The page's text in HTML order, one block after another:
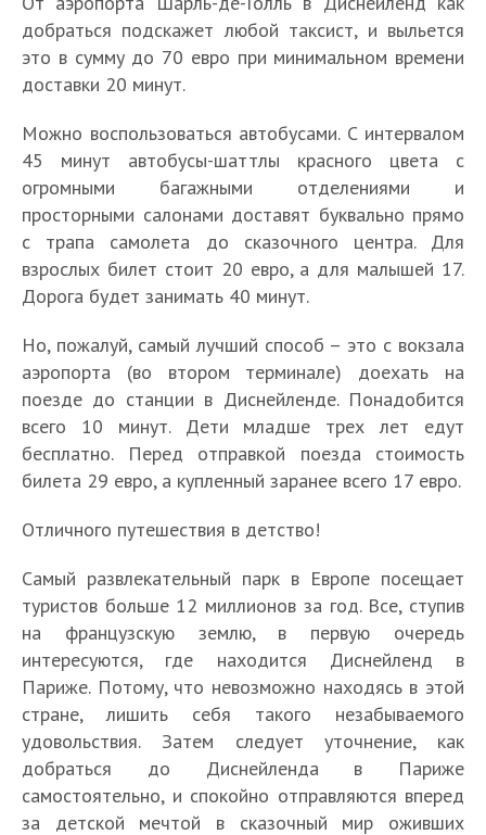
добраться подскажет любой таксист, и выльется
это в сумму до 70 евро при минимальном времени
доставки 20 минут.
Можно воспользоваться автобусами. С интервалом
45 минут автобусы-шаттлы красного цвета с
огромными багажными отделениями и
просторными салонами доставят буквально прямо
с трапа самолета до сказочного центра. Для
взрослых билет стоит 20 евро, а для малышей 17.
Дорога будет занимать 40 минут.
Но, пожалуй, самый лучший способ – это с вокзала
аэропорта (во втором терминале) доехать на
поезде до станции в Диснейленде. Понадобится
всего 10 минут. Дети младше трех лет едут
бесплатно. Перед отправкой поезда стоимость
билета 29 евро, а купленный заранее всего 17 евро.
Отличного путешествия в детство!
Самый развлекательный парк в Европе посещает
туристов больше 12 миллионов за год. Все, ступив
на французскую землю, в первую очередь
интересуются, где находится Диснейленд в
Париже. Потому, что невозможно находясь в этой
стране, лишить себя такого незабываемого
удовольствия. Затем следует уточнение, как
добраться до Диснейленда в Париже
самостоятельно, и спокойно отправляются вперед
за детской мечтой в сказочный мир оживших